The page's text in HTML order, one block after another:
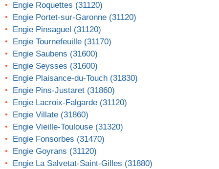
Engie Roquettes (31120)
Engie Portet-sur-Garonne (31120)
Engie Pinsaguel (31120)
Engie Tournefeuille (31170)
Engie Saubens (31600)
Engie Seysses (31600)
Engie Plaisance-du-Touch (31830)
Engie Pins-Justaret (31860)
Engie Lacroix-Falgarde (31120)
Engie Villate (31860)
Engie Vieille-Toulouse (31320)
Engie Fonsorbes (31470)
Engie Goyrans (31120)
Engie La Salvetat-Saint-Gilles (31880)